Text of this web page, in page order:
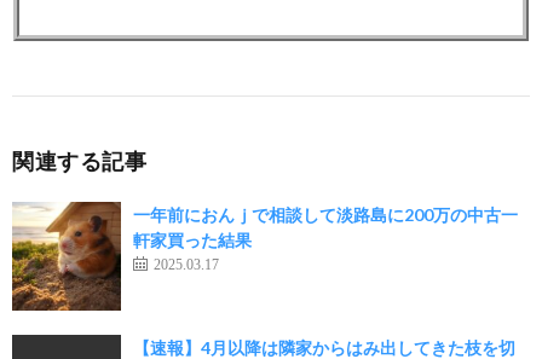
関連する記事
一年前におんｊで相談して淡路島に200万の中古一
軒家買った結果
2025.03.17
【速報】4月以降は隣家からはみ出してきた枝を切